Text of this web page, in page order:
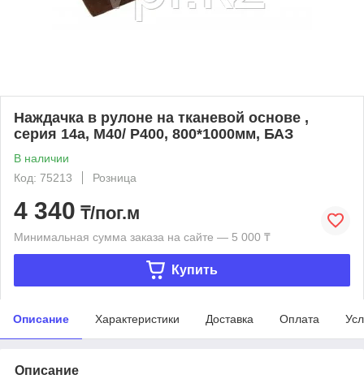
Наждачка в рулоне на тканевой основе ,
серия 14а, М40/ P400, 800*1000мм, БАЗ
В наличии
Код: 75213
Розница
4 340 ₸/пог.м
Минимальная сумма заказа на сайте — 5 000 ₸
Купить
Описание Характеристики Доставка Оплата
Описание